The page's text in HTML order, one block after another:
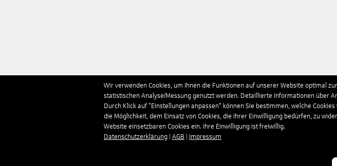
Wir verwenden Cookies, um Ihnen die Funktionen auf unserer Website optimal
statistischen Analyse/Messung genutzt werden. Detaillierte Informationen über
Durch Klick auf "Einstellungen anpassen" können Sie bestimmen, welche
die Möglichkeit, dem Einsatz von Cookies, die Ihrer Einwilligung bedürfen, zu
Website einsetzbaren Cookies ein. Ihre Einwilligung ist freiwillig.
Datenschutzerklärung
AGB Impressum